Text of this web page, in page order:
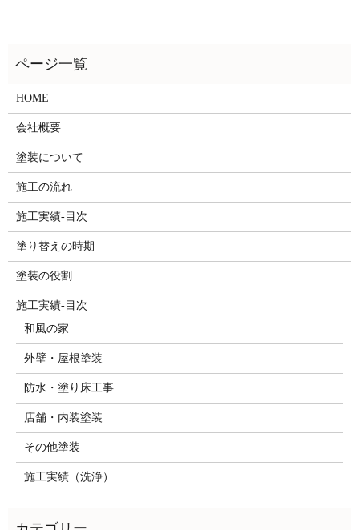
HOME
会社概要
塗装について
施工の流れ
施工実績-目次
塗り替えの時期
塗装の役割
施工実績-目次
和風の家
外壁・屋根塗装
防水・塗り床工事
店舗・内装塗装
その他塗装
施工実績（洗浄）